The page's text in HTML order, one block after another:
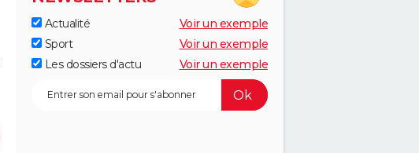
Actualité
Voir un exemple
Sport
Voir un exemple
Les dossiers d'actu
Voir un exemple